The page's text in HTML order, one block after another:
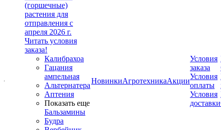
(горшечные)
растения для
отправления с
апреля 2026 г.
Читать условия
заказа!
Калибрахоа
Гацания
ампельная
Альтернатера
Аптения
Показать еще
Бальзамины
Будра
НовинкиАгротехникаАкции
Условия
заказа
Условия
оплаты
Условия
доставки